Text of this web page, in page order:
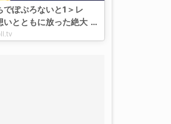
ぽぷろないと1＞レ
いとともに放った絶大
うに歌います！」